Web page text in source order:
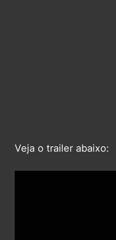
Veja o trailer abaixo: